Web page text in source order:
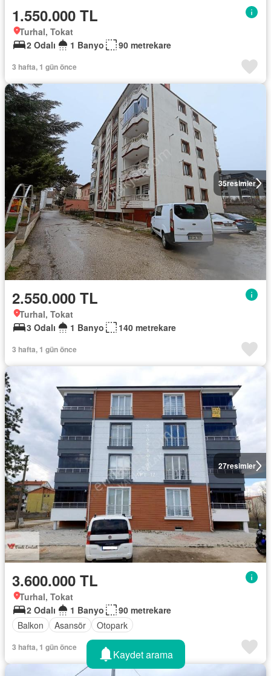
1.550.000 TL
Turhal, Tokat
2 Odalı
1 Banyo 90 metrekare
3 hafta, 1 gün önce
35resimler
2.550.000 TL
Turhal, Tokat
3 Odalı
1 Banyo 140 metrekare
3 hafta, 1 gün önce
27resimler
3.600.000 TL
Turhal, Tokat
2 Odalı
1 Banyo
90 metrekare
Balkon
Asansör Otopark
3 hafta, 1 gün önce
Kaydet arama